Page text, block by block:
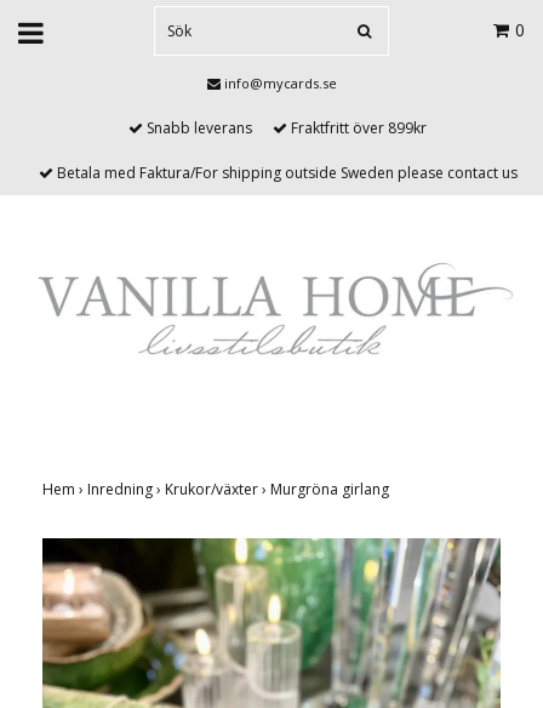
0
info@mycards.se
Snabb leverans Fraktfritt över 899kr
Betala med Faktura/For shipping outside Sweden please contact us
Hem › Inredning› Krukor/växter› Murgröna girlang